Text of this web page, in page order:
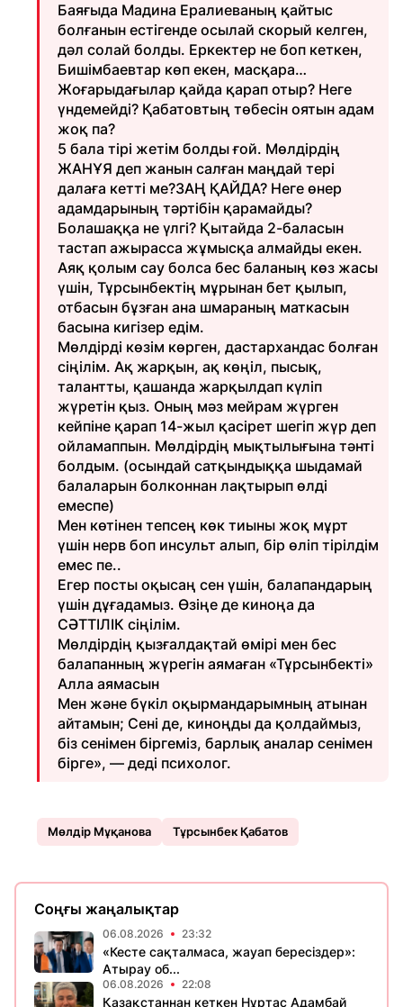
Баяғыда Мадина Ералиеваның қайтыс
болғанын естігенде осылай скорый келген,
дәл солай болды. Еркектер не боп кеткен,
Бишімбаевтар көп екен, масқара…
Жоғарыдағылар қайда қарап отыр? Неге
үндемейді? Қабатовтың төбесін оятын адам
жоқ па?
5 бала тірі жетім болды ғой. Мөлдірдің
ЖАНҰЯ деп жанын салған маңдай тері
далаға кетті ме?ЗАҢ ҚАЙДА? Неге өнер
адамдарының тәртібін қарамайды?
Болашаққа не үлгі? Қытайда 2-баласын
тастап ажырасса жұмысқа алмайды екен.
Аяқ қолым сау болса бес баланың көз жасы
үшін, Тұрсынбектің мұрынан бет қылып,
отбасын бұзған ана шмараның маткасын
басына кигізер едім.
Мөлдірді көзім көрген, дастархандас болған
сіңілім. Ақ жарқын, ақ көңіл, пысық,
талантты, қашанда жарқылдап күліп
жүретін қыз. Оның мәз мейрам жүрген
кейпіне қарап 14-жыл қасірет шегіп жүр деп
ойламаппын. Мөлдірдің мықтылығына тәнті
болдым. (осындай сатқындыққа шыдамай
балаларын болконнан лақтырып өлді
емеспе)
Мен көтінен тепсең көк тиыны жоқ мұрт
үшін нерв боп инсульт алып, бір өліп тірілдім
емес пе..
Егер посты оқысаң сен үшін, балапандарың
үшін дұғадамыз. Өзіңе де киноңа да
СӘТТІЛІК сіңілім.
Мөлдірдің қызғалдақтай өмірі мен бес
балапанның жүрегін аямаған «Тұрсынбекті»
Алла аямасын
Мен және бүкіл оқырмандарымның атынан
айтамын; Сені де, киноңды да қолдаймыз,
біз сенімен біргеміз, барлық аналар сенімен
бірге», — деді психолог.
Мөлдір Мұқанова Тұрсынбек Қабатов
Соңғы жаңалықтар
06.08.2026 23:32
«Кесте сақталмаса, жауап бересіздер»:
Атырау об...
06.08.2026 22:08
Қазақстаннан кеткен Нұртас Адамбай